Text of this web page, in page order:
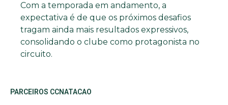
Com a temporada em andamento, a
expectativa é de que os próximos desafios
tragam ainda mais resultados expressivos,
consolidando o clube como protagonista no
circuito.
PARCEIROS CCNATACAO